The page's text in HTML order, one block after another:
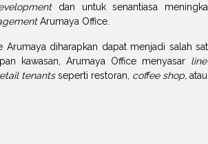
dan untuk senantiasa
Arumaya Office.
Arumaya diharapkan dapat menjadi salah
kawasan, Arumaya Office menyasar
tenantsseperti restoran, coffee shop, atau